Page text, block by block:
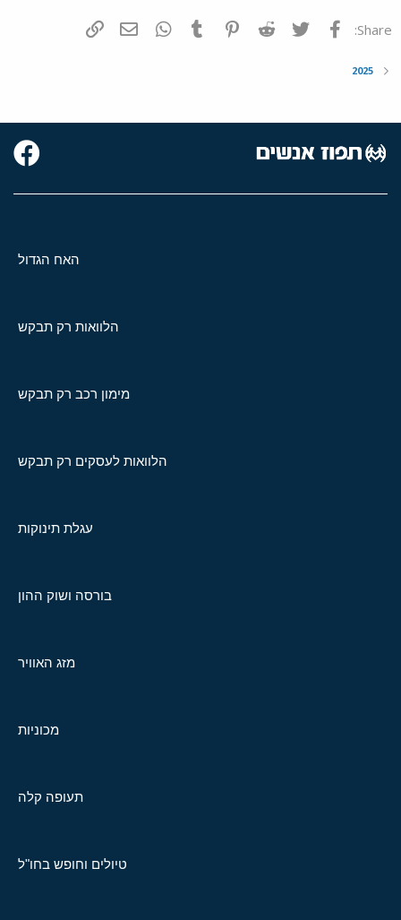
Share: פייסבוק Twitter
Reddit
Pinterest
Tumblr
WhatsAppדואר אלקטרוני
2025
האח הגדול
הלוואות רק תבקש
מימון רכב רק תבקש
הלוואות לעסקים רק תבקש
עגלת תינוקות
בורסה ושוק ההון
מזג האוויר
מכוניות
תעופה קלה
טיולים וחופש בחו"ל